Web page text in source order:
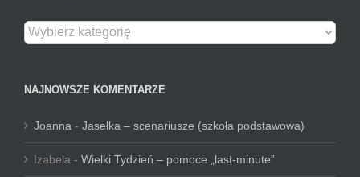
Kategorie
NAJNOWSZE KOMENTARZE
Joanna - Jasełka – scenariusze (szkoła podstawowa)
Izabela - Wielki Tydzień – pomoce „last-minute”